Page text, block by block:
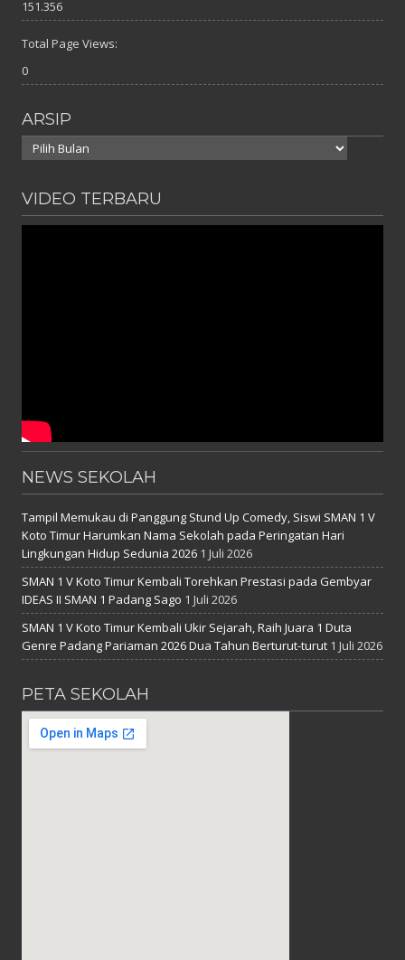
151.356
Total Page Views:
0
ARSIP
Arsip
VIDEO TERBARU
NEWS SEKOLAH
Tampil Memukau di Panggung Stund Up Comedy, Siswi SMAN 1 V
Koto Timur Harumkan Nama Sekolah pada Peringatan Hari
Lingkungan Hidup Sedunia 2026 1 Juli 2026
SMAN 1 V Koto Timur Kembali Torehkan Prestasi pada Gembyar
IDEAS II SMAN 1 Padang Sago 1 Juli 2026
SMAN 1 V Koto Timur Kembali Ukir Sejarah, Raih Juara 1 Duta
Genre Padang Pariaman 2026 Dua Tahun Berturut-turut 1 Juli 2026
PETA SEKOLAH